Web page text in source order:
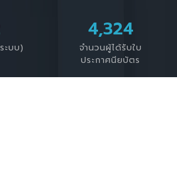
ะบบ)
4,324
จำนวนผู้ได้รับใบ
ประกาศนียบัตร